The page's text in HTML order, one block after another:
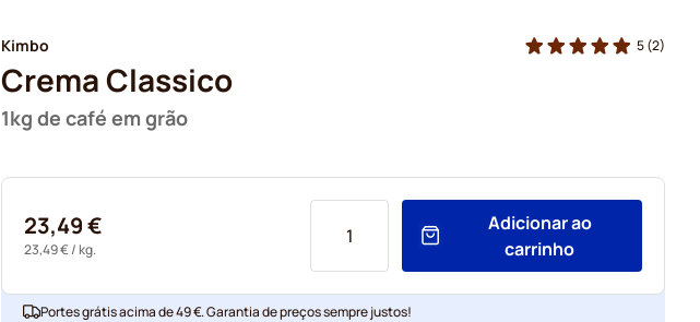
Kimbo
Crema Classico
1kg de café em grão
5(2)
23,49 €
23,49 €/ kg.
Adicionar ao
carrinho
Portes grátis acima de 49 €. Garantia de preços sempre justos!